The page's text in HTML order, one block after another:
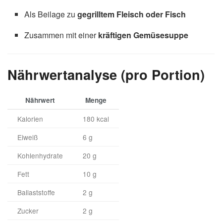
Als Beilage zugegrilltem Fleisch oder Fisch
Zusammen mit einerkräftigen Gemüsesuppe
Nährwertanalyse (pro Portion)
Nährwert Menge
Kalorien
180 kcal
Eiweiß
6 g
Kohlenhydrate
20 g
Fett
10 g
Ballaststoffe
2 g
Zucker
2 g